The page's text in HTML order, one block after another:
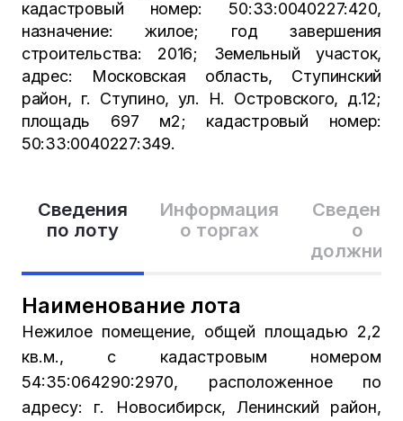
Сведения
по лоту
Информация
о торгах
Сведения
о
Наименование лота
Нежилое помещение, общей площадью 2,2
кв.м., с кадастровым номером
54:35:064290:2970, расположенное по
адресу: г. Новосибирск, Ленинский район,
кадастровый номер: 50:33:0040227:420,
назначение: жилое; год завершения
строительства: 2016; Земельный участок,
адрес: Московская область, Ступинский
район, г. Ступино, ул. Н. Островского, д.12;
площадь 697 м2; кадастровый номер:
50:33:0040227:349.